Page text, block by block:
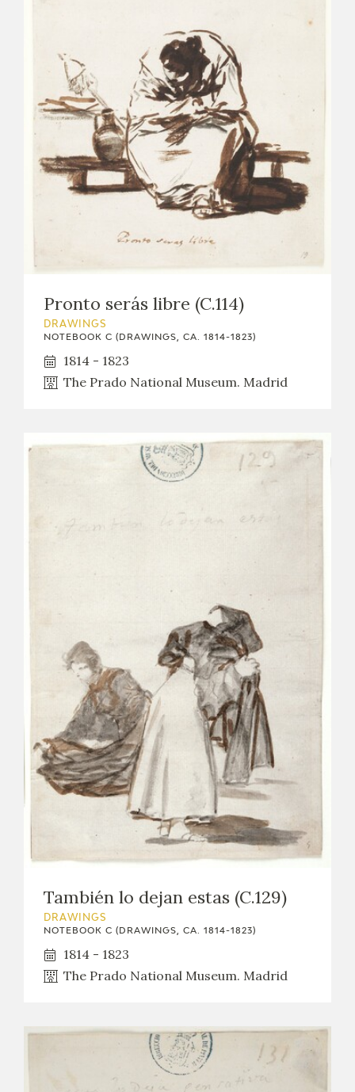
Pronto serás libre (C.114)
DRAWINGS
NOTEBOOK C (DRAWINGS, CA. 1814-1823)
1814 - 1823
The Prado National Museum. Madrid
También lo dejan estas (C.129)
DRAWINGS
NOTEBOOK C (DRAWINGS, CA. 1814-1823)
1814 - 1823
The Prado National Museum. Madrid